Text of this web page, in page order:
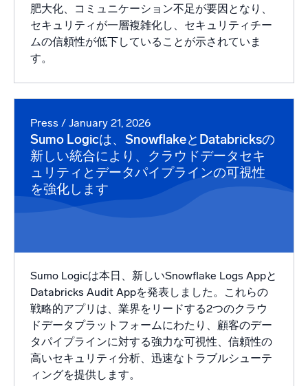
肥大化、コミュニケーション不足が要因となり、
セキュリティが一層複雑化し、セキュリティチー
ムの信頼性が低下していることが示されていま
す。
Press / January 21, 2026
Sumo Logicは、SnowflakeとDatabricksの
新しい統合により、クラウドデータセキ
ュリティとデータパイプラインの可視性
を強化します
Sumo Logicは本日、新しいSnowflake Logs Appと
Databricks Audit Appを発表しました。これらの
戦略的アプリは、業界をリードする2つのクラウ
ドデータプラットフォームにわたり、顧客のデー
タパイプラインに対する強力な可視性、信頼性の
高いセキュリティ分析、迅速なトラブルシューテ
ィングを提供します。